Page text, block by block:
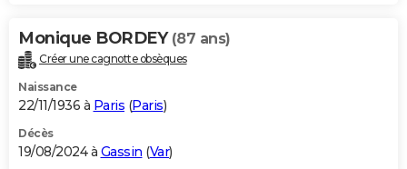
Monique BORDEY (87 ans)
Créer une cagnotte obsèques
Naissance
22/11/1936 à Paris (Paris)
Décès
19/08/2024 à Gassin (Var)